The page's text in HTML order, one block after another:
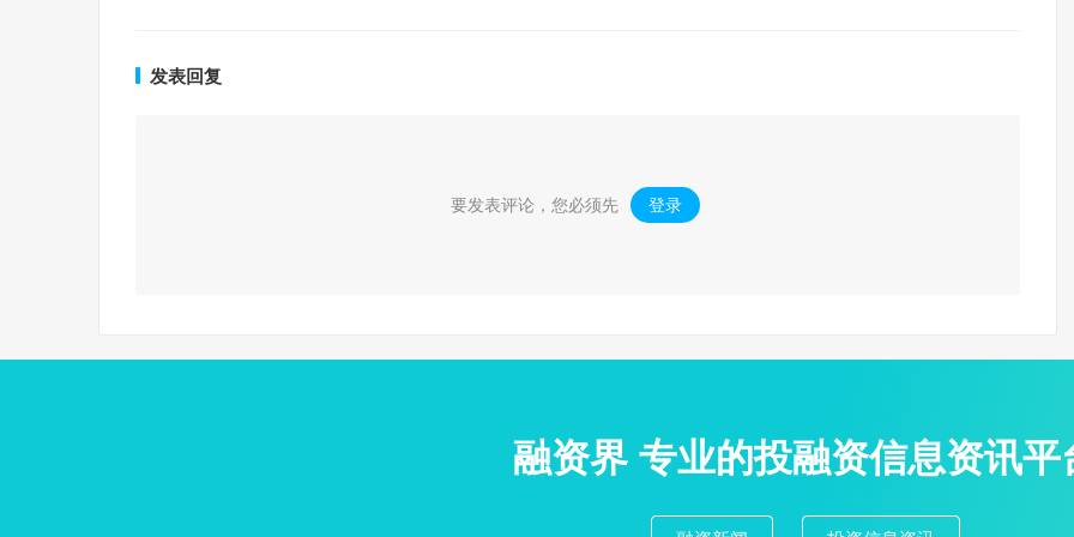
发表回复
要发表评论，您必须先 登录 。
融资界 专业的投融资信息资讯平